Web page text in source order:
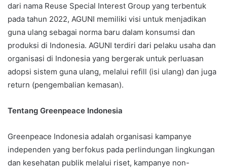
dari nama Reuse Special Interest Group yang terbentuk
pada tahun 2022, AGUNI memiliki visi untuk menjadikan
guna ulang sebagai norma baru dalam konsumsi dan
produksi di Indonesia. AGUNI terdiri dari pelaku usaha dan
organisasi di Indonesia yang bergerak untuk perluasan
adopsi sistem guna ulang, melalui refill (isi ulang) dan juga
return (pengembalian kemasan).
Tentang Greenpeace Indonesia
Greenpeace Indonesia adalah organisasi kampanye
independen yang berfokus pada perlindungan lingkungan
dan kesehatan publik melalui riset, kampanye non-